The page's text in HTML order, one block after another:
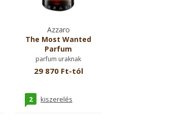
Azzaro
The Most Wanted
Parfum
parfum uraknak
29 870 Ft-tól
2 kiszerelés